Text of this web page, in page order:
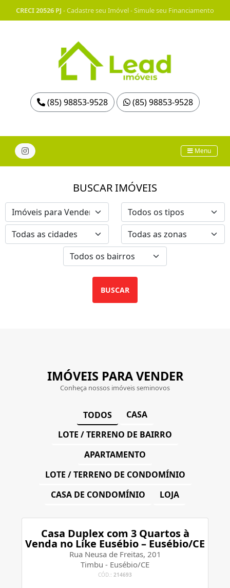
CRECI 20526 PJ -Cadastre seu Imóvel-Simule seu Financiamento
(85) 98853-9528 (85) 98853-9528
Menu
BUSCAR IMÓVEIS
BUSCAR
IMÓVEIS PARA VENDER
Conheça nossos imóveis seminovos
TODOS
CASA
LOTE / TERRENO DE BAIRRO
APARTAMENTO
LOTE / TERRENO DE CONDOMÍNIO
CASA DE CONDOMÍNIO
LOJA
Casa Duplex com 3 Quartos à
Venda no Like Eusébio – Eusébio/CE
Rua Neusa de Freitas, 201
Timbu - Eusébio/CE
CÓD.: 214693